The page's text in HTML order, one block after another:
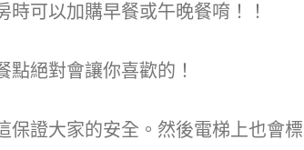
可以加購早餐或午晚餐唷！！
絕對會讓你喜歡的！
保證大家的安全。然後電梯上也會標